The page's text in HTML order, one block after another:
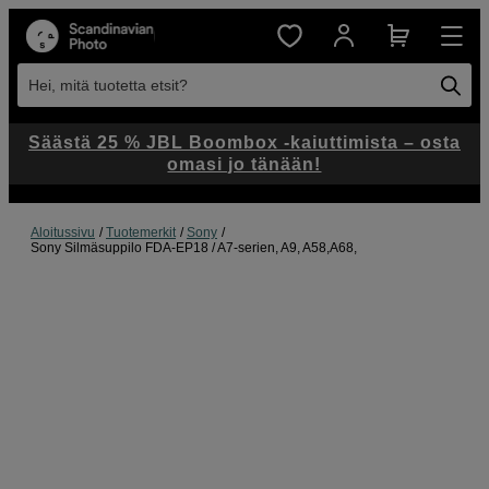
Hei, mitä tuotetta etsit?
Aloitussivu Tuotemerkit
Sony
Sony Silmäsuppilo FDA-EP18 / A7-serien, A9, A58,A68,
Säästä 25 % JBL Boombox -kaiuttimista – osta
omasi jo tänään!